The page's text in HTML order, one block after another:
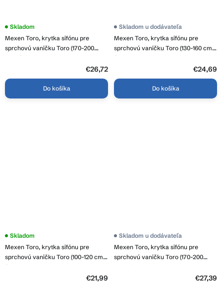
Mexen Toro, krytka sifónu pre
sprchovú vaničku Toro (170-200
cm), čierna, 43930070
Skladom
€26,72
Do košíka
Mexen Toro, krytka sifónu pre
sprchovú vaničku Toro (130-160 cm),
čierna, 43920070
Skladom u dodávateľa
€24,69
Do košíka
Mexen Toro, krytka sifónu pre
sprchovú vaničku Toro (100-120 cm),
čierna, 43910070
Skladom
€21,99
Mexen Toro, krytka sifónu pre
sprchovú vaničku Toro (170-200
Skladom u dodávateľa
€27,39